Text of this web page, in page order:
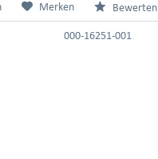
Merken Bewerten
000-16251-001